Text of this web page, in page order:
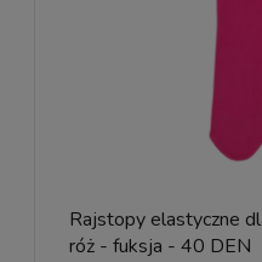
Rajstopy elastyczne
róż - fuksja - 40 DEN